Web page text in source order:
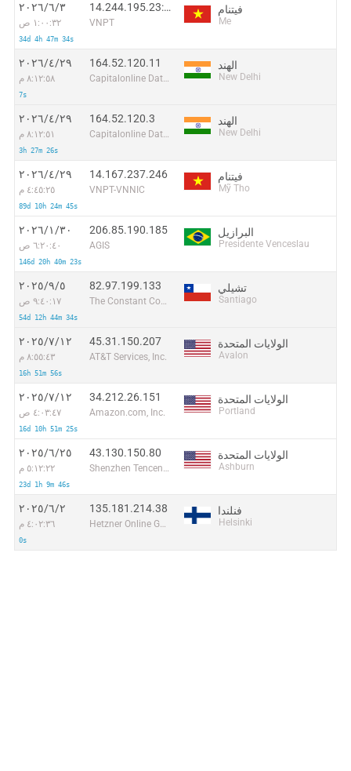
٣‏/٦‏/٢٠٢٦
١:٠٠:٣٢ ص
34d 4h 47m 34s
14.244.195.23:55906
VNPT
فيتنام
Me
٢٩‏/٤‏/٢٠٢٦
٨:١٢:٥٨ م
7s
164.52.120.11
Capitalonline Data Service (HK) Co
الهند
New Delhi
٢٩‏/٤‏/٢٠٢٦
٨:١٢:٥١ م
3h 27m 26s
164.52.120.3
Capitalonline Data Service (HK) Co
الهند
New Delhi
٢٩‏/٤‏/٢٠٢٦
٤:٤٥:٢٥ م
89d 10h 24m 45s
14.167.237.246
VNPT-VNNIC
فيتنام
Mỹ Tho
٣٠‏/١‏/٢٠٢٦
٦:٢٠:٤٠ ص
146d 20h 40m 23s
206.85.190.185
AGIS
البرازيل
Presidente Venceslau
٥‏/٩‏/٢٠٢٥
٩:٤٠:١٧ ص
54d 12h 44m 34s
82.97.199.133
The Constant Company, LLC
تشيلي
Santiago
١٢‏/٧‏/٢٠٢٥
٨:٥٥:٤٣ م
16h 51m 56s
45.31.150.207
AT&T Services, Inc.
الولايات المتحدة
Avalon
١٢‏/٧‏/٢٠٢٥
٤:٠٣:٤٧ ص
16d 10h 51m 25s
34.212.26.151
Amazon.com, Inc.
الولايات المتحدة
Portland
٢٥‏/٦‏/٢٠٢٥
٥:١٢:٢٢ م
23d 1h 9m 46s
43.130.150.80
Shenzhen Tencent Computer Systems Company Limited
الولايات المتحدة
Ashburn
٢‏/٦‏/٢٠٢٥
٤:٠٢:٣٦ م
0s
135.181.214.38
Hetzner Online GmbH
فنلندا
Helsinki